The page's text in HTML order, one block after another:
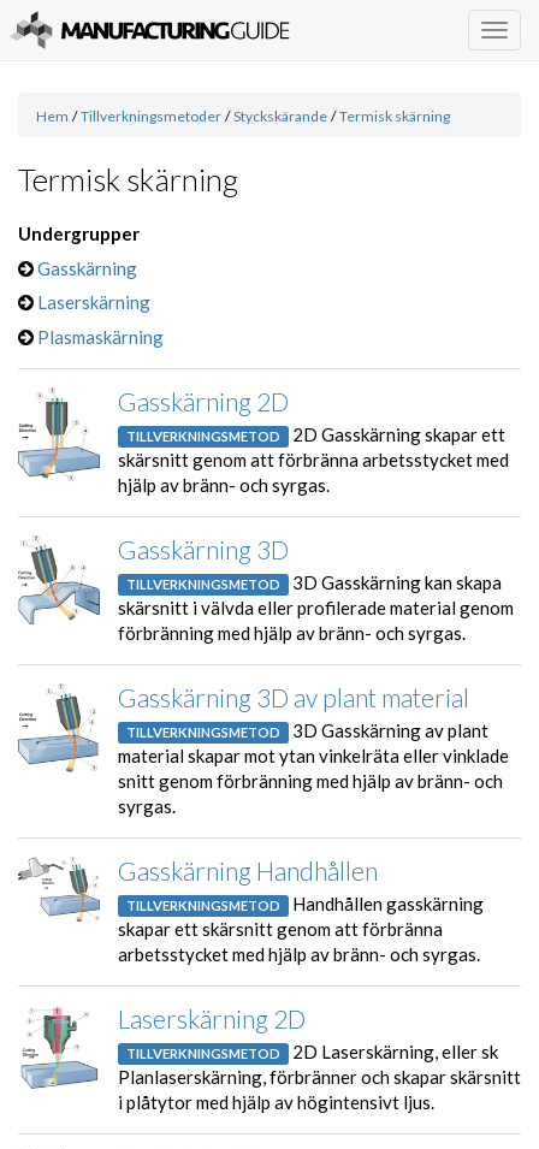
Hem / Tillverkningsmetoder / Styckskärande / Termisk skärning
Termisk skärning
Undergrupper
Gasskärning
Laserskärning
Plasmaskärning
Gasskärning 2D
TILLVERKNINGSMETOD 2D Gasskärning skapar ett
skärsnitt genom att förbränna arbetsstycket med
hjälp av bränn- och syrgas.
Gasskärning 3D
TILLVERKNINGSMETOD 3D Gasskärning kan skapa
skärsnitt i välvda eller profilerade material genom
förbränning med hjälp av bränn- och syrgas.
Gasskärning 3D av plant material
TILLVERKNINGSMETOD 3D Gasskärning av plant
material skapar mot ytan vinkelräta eller vinklade
snitt genom förbränning med hjälp av bränn- och
syrgas.
Gasskärning Handhållen
TILLVERKNINGSMETOD Handhållen gasskärning
skapar ett skärsnitt genom att förbränna
arbetsstycket med hjälp av bränn- och syrgas.
Laserskärning 2D
TILLVERKNINGSMETOD 2D Laserskärning, eller sk
Planlaserskärning, förbränner och skapar skärsnitt
i plåtytor med hjälp av högintensivt ljus.